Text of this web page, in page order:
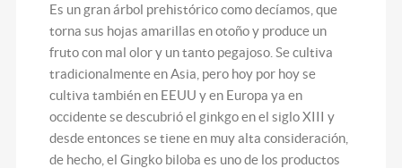
Es un gran árbol prehistórico como decíamos, que
torna sus hojas amarillas en otoño y produce un
fruto con mal olor y un tanto pegajoso. Se cultiva
tradicionalmente en Asia, pero hoy por hoy se
cultiva también en EEUU y en Europa ya en
occidente se descubrió el ginkgo en el siglo XIII y
desde entonces se tiene en muy alta consideración,
de hecho, el Gingko biloba es uno de los productos